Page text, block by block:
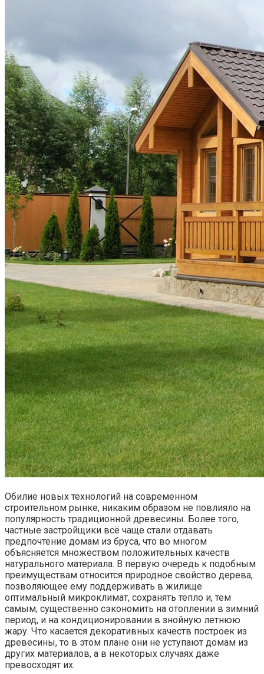
Обилие новых технологий на современном
строительном рынке, никаким образом не повлияло на
популярность традиционной древесины. Более того,
частные застройщики всё чаще стали отдавать
предпочтение домам из бруса, что во многом
объясняется множеством положительных качеств
натурального материала. В первую очередь к подобным
преимуществам относится природное свойство дерева,
позволяющее ему поддерживать в жилище
оптимальный микроклимат, сохранять тепло и, тем
самым, существенно сэкономить на отоплении в зимний
период, и на кондиционировании в знойную летнюю
жару. Что касается декоративных качеств построек из
древесины, то в этом плане они не уступают домам из
других материалов, а в некоторых случаях даже
превосходят их.